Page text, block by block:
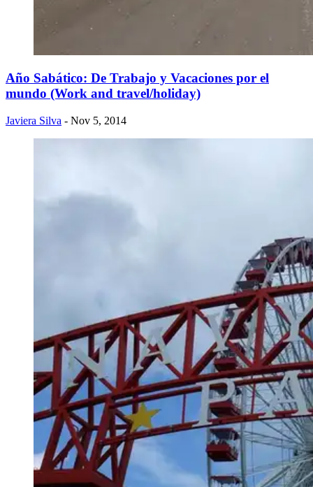
Año Sabático: De Trabajo y Vacaciones por el
mundo (Work and travel/holiday)
Javiera Silva - Nov 5, 2014